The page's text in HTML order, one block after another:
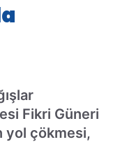
Fikri Güneri
yol çökmesi,